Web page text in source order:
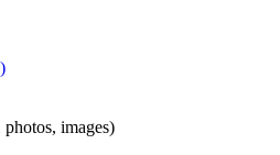
images)